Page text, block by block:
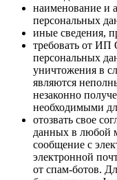
наименование и
персональных
иные сведения,
требовать от ИП
персональных
уничтожения в
являются
незаконно
необходимыми
отозвать свое
данных в любой
сообщение с
электронной
от спам-ботов.